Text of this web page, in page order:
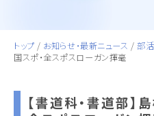
トップ / お知らせ・最新ニュース /部
国スポ・全スポスローガン揮毫
【書道科・書道部】